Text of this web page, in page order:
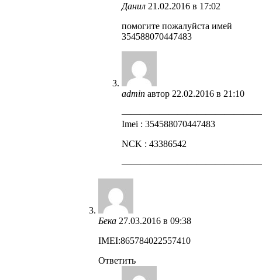
Данил 21.02.2016 в 17:02
помогите пожалуйста имей
354588070447483
admin автор 22.02.2016 в 21:10
Imei : 354588070447483
NCK : 43386542
Бека 27.03.2016 в 09:38
IMEI:865784022557410
Ответить